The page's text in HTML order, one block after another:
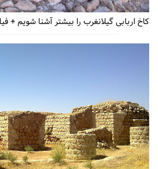
کاخ اربابی گیلانغرب را بیشتر آشنا شویم +